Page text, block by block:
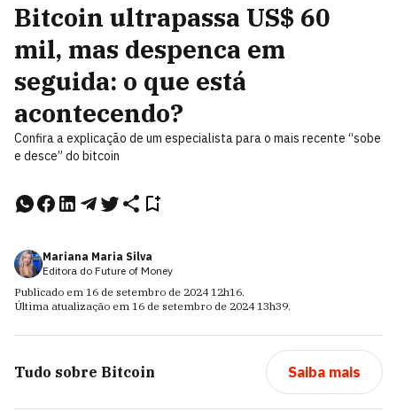
Bitcoin ultrapassa US$ 60
mil, mas despenca em
seguida: o que está
acontecendo?
Confira a explicação de um especialista para o mais recente “sobe
e desce” do bitcoin
Mariana Maria Silva
Editora do Future of Money
Publicado em 16 de setembro de 2024 12h16.
Última atualização em 16 de setembro de 2024 13h39.
Tudo sobre Bitcoin Saiba mais